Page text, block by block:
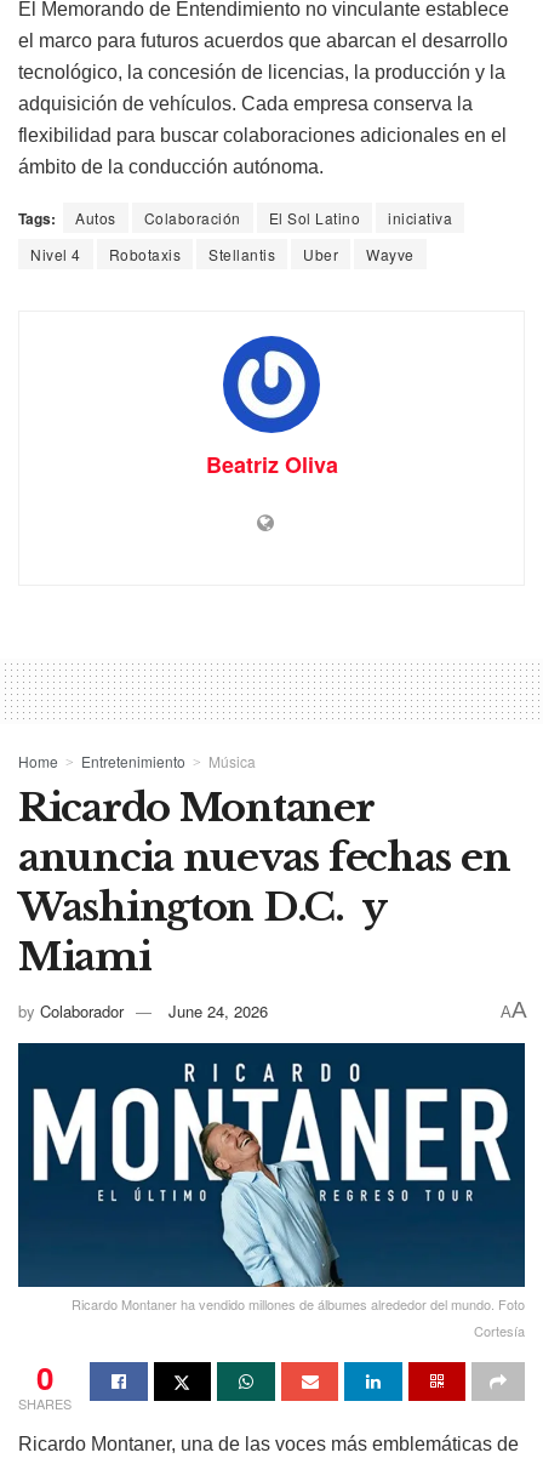
El Memorando de Entendimiento no vinculante establece
el marco para futuros acuerdos que abarcan el desarrollo
tecnológico, la concesión de licencias, la producción y la
adquisición de vehículos. Cada empresa conserva la
flexibilidad para buscar colaboraciones adicionales en el
ámbito de la conducción autónoma.
Tags: Autos Colaboración El Sol Latino
iniciativa
Nivel 4
Robotaxis Stellantis Uber Wayve
Beatriz Oliva
Home Entretenimiento Música
Ricardo Montaner
anuncia nuevas fechas en
Washington D.C. y
Miami
by Colaborador June 24, 2026 AA
Ricardo Montaner ha vendido millones de álbumes alrededor del mundo. Foto
Cortesía
0
SHARES
Ricardo Montaner, una de las voces más emblemáticas de